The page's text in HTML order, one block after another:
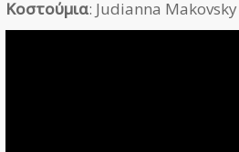
Κοστούμια: Judianna Makovsky